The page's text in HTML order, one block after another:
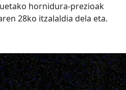
hornidura-prezioak
28ko itzalaldia dela eta.